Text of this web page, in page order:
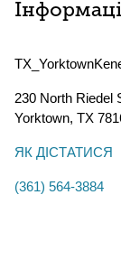
230 North Riedel
Yorktown, TX
ЯК ДІСТАТИСЯ
(361) 564-3884